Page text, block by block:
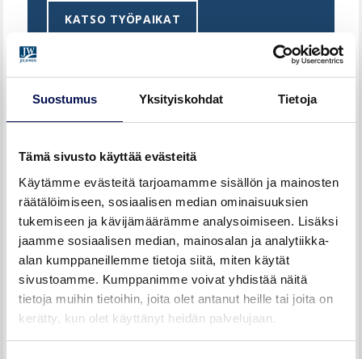
Suostumus Yksityiskohdat Tietoja
Tämä sivusto käyttää evästeitä
Käytämme evästeitä tarjoamamme sisällön ja mainosten
räätälöimiseen, sosiaalisen median ominaisuuksien
tukemiseen ja kävijämäärämme analysoimiseen. Lisäksi
jaamme sosiaalisen median, mainosalan ja analytiikka-
alan kumppaneillemme tietoja siitä, miten käytät
sivustoamme. Kumppanimme voivat yhdistää näitä
tietoja muihin tietoihin, joita olet antanut heille tai joita on
kerätty, kun olet käyttänyt heidän palvelujaan.
KATSO TYÖPAIKAT